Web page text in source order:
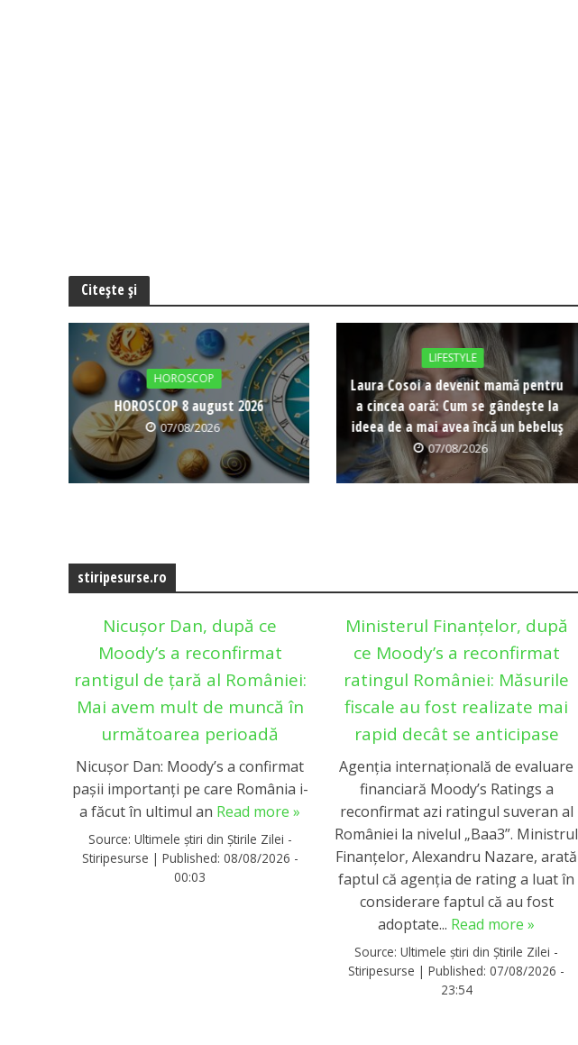
Citește și
HOROSCOP
HOROSCOP 8 august 2026
07/08/2026
LIFESTYLE
Laura Cosoi a devenit mamă pentru
a cincea oară: Cum se gândește la
ideea de a mai avea încă un bebeluș
07/08/2026
stiripesurse.ro
Nicușor Dan, după ce
Moody’s a reconfirmat
rantigul de țară al României:
Mai avem mult de muncă în
următoarea perioadă
Nicușor Dan: Moody’s a confirmat
pașii importanți pe care România i-
a făcut în ultimul an Read more »
Source: Ultimele știri din Știrile Zilei -
Stiripesurse | Published: 08/08/2026 -
00:03
Ministerul Finanțelor, după
ce Moody’s a reconfirmat
ratingul României: Măsurile
fiscale au fost realizate mai
rapid decât se anticipase
Agenția internațională de evaluare
financiară Moody’s Ratings a
reconfirmat azi ratingul suveran al
României la nivelul „Baa3”. Ministrul
Finanțelor, Alexandru Nazare, arată
faptul că agenția de rating a luat în
considerare faptul că au fost
adoptate... Read more »
Source:Ultimele știri din Știrile Zilei -
Stiripesurse |Published:07/08/2026 -
23:54